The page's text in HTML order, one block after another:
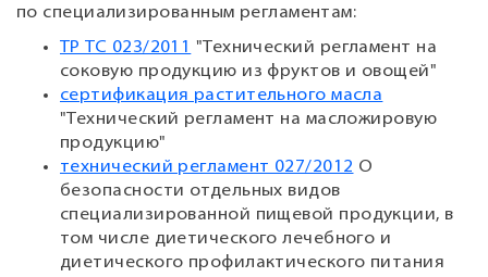
по специализированным регламентам:
ТР ТС 023/2011 "Технический регламент на
соковую продукцию из фруктов и овощей"
сертификация растительного масла
"Технический регламент на масложировую
продукцию"
технический регламент 027/2012 О
безопасности отдельных видов
специализированной пищевой продукции, в
том числе диетического лечебного и
диетического профилактического питания